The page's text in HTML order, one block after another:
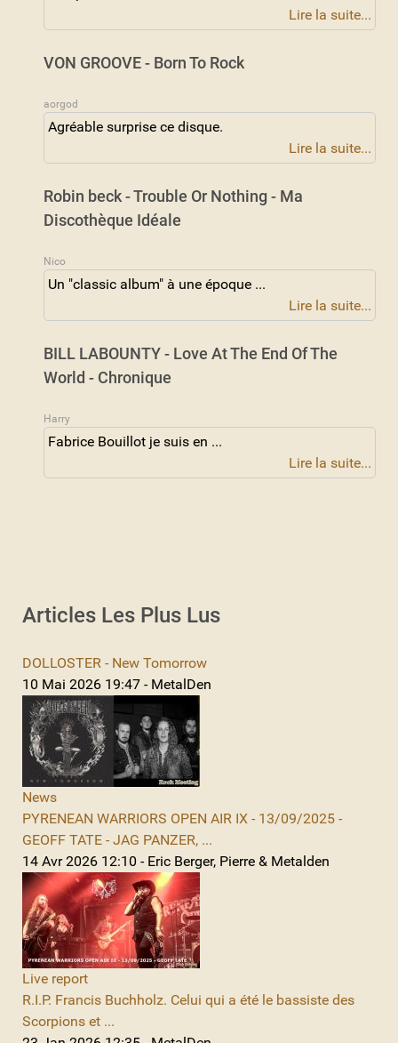
Lire la suite...
VON GROOVE - Born To Rock
aorgod
Agréable surprise ce disque.
Lire la suite...
Robin beck - Trouble Or Nothing - Ma
Discothèque Idéale
Nico
Un "classic album" à une époque ...
Lire la suite...
BILL LABOUNTY - Love At The End Of The
World - Chronique
Harry
Fabrice Bouillot je suis en ...
Lire la suite...
Articles Les Plus Lus
DOLLOSTER - New Tomorrow
10 Mai 2026 19:47 - MetalDen
News
PYRENEAN WARRIORS OPEN AIR IX - 13/09/2025 -
GEOFF TATE - JAG PANZER, ...
14 Avr 2026 12:10 - Eric Berger, Pierre & Metalden
Live report
R.I.P. Francis Buchholz. Celui qui a été le bassiste des
Scorpions et ...